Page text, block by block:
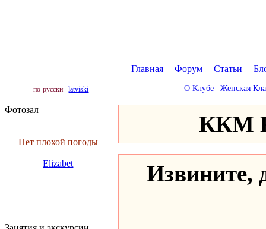
Главная Форум Статьи
по-русски latviski О Клубе Женская
Фотозал
Нет плохой погоды
Elizabet
ККМ
Извините,